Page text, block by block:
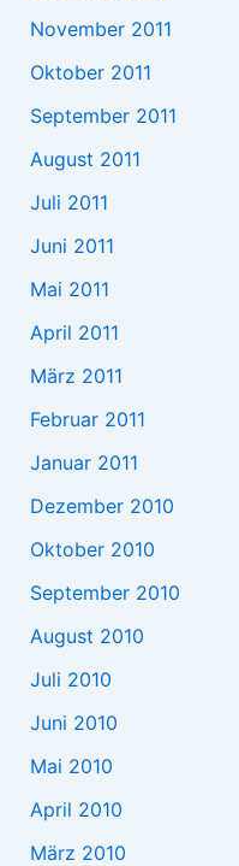
November 2011
Oktober 2011
September 2011
August 2011
Juli 2011
Juni 2011
Mai 2011
April 2011
März 2011
Februar 2011
Januar 2011
Dezember 2010
Oktober 2010
September 2010
August 2010
Juli 2010
Juni 2010
Mai 2010
April 2010
März 2010